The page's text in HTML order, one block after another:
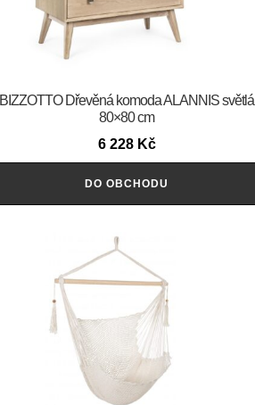
BIZZOTTO Dřevěná komoda ALANNIS světlá
80×80 cm
6 228 Kč
DO OBCHODU